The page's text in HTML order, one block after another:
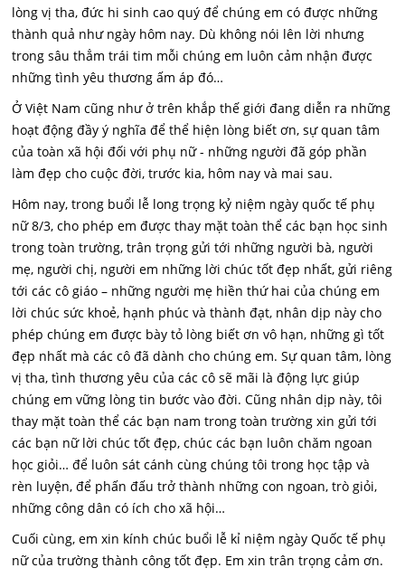
lòng vị tha, đức hi sinh cao quý để chúng em có được những
thành quả như ngày hôm nay. Dù không nói lên lời nhưng
trong sâu thẳm trái tim mỗi chúng em luôn cảm nhận được
những tình yêu thương ấm áp đó…
Ở Việt Nam cũng như ở trên khắp thế giới đang diễn ra những
hoạt động đầy ý nghĩa để thể hiện lòng biết ơn, sự quan tâm
của toàn xã hội đối với phụ nữ - những người đã góp phần
làm đẹp cho cuộc đời, trước kia, hôm nay và mai sau.
Hôm nay, trong buổi lễ long trọng kỷ niệm ngày quốc tế phụ
nữ 8/3, cho phép em được thay mặt toàn thể các bạn học sinh
trong toàn trường, trân trọng gửi tới những người bà, người
mẹ, người chị, người em những lời chúc tốt đẹp nhất, gửi riêng
tới các cô giáo – những người mẹ hiền thứ hai của chúng em
lời chúc sức khoẻ, hạnh phúc và thành đạt, nhân dịp này cho
phép chúng em được bày tỏ lòng biết ơn vô hạn, những gì tốt
đẹp nhất mà các cô đã dành cho chúng em. Sự quan tâm, lòng
vị tha, tình thương yêu của các cô sẽ mãi là động lực giúp
chúng em vững lòng tin bước vào đời. Cũng nhân dịp này, tôi
thay mặt toàn thể các bạn nam trong toàn trường xin gửi tới
các bạn nữ lời chúc tốt đẹp, chúc các bạn luôn chăm ngoan
học giỏi… để luôn sát cánh cùng chúng tôi trong học tập và
rèn luyện, để phấn đấu trở thành những con ngoan, trò giỏi,
những công dân có ích cho xã hội…
Cuối cùng, em xin kính chúc buổi lễ kỉ niệm ngày Quốc tế phụ
nữ của trường thành công tốt đẹp. Em xin trân trọng cảm ơn.